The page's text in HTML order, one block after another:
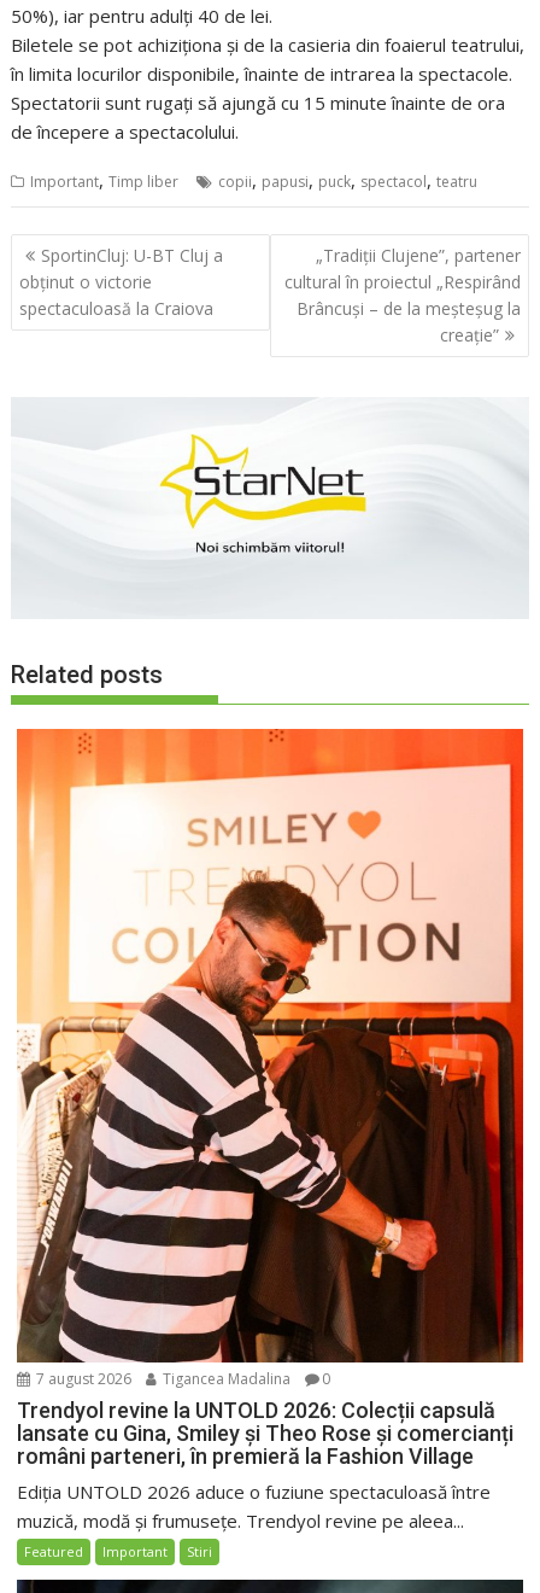
50%), iar pentru adulți 40 de lei.
Biletele se pot achiziționa și de la casieria din foaierul teatrului,
în limita locurilor disponibile, înainte de intrarea la spectacole.
Spectatorii sunt rugați să ajungă cu 15 minute înainte de ora
de începere a spectacolului.
Important,Timp liber copii, papusi, puck, spectacol,teatru
Navigare
în
articole
SportinCluj: U-BT Cluj a
obținut o victorie
spectaculoasă la Craiova
„Tradiții Clujene”, partener
cultural în proiectul „Respirând
Brâncuși – de la meșteșug la
creație”
Related posts
7 august 2026 Tigancea Madalina 0
Trendyol revine la UNTOLD 2026: Colecții capsulă
lansate cu Gina, Smiley și Theo Rose și comercianți
români parteneri, în premieră la Fashion Village
Ediția UNTOLD 2026 aduce o fuziune spectaculoasă între
muzică, modă și frumusețe. Trendyol revine pe aleea...
Featured Important Stiri